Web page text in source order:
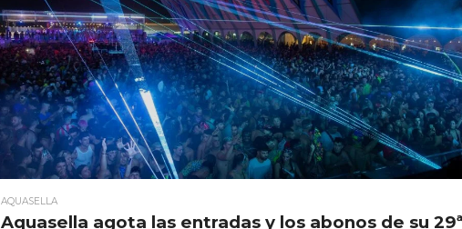
AQUASELLA
Aquasella agota las entradas y los abonos de su 29ª